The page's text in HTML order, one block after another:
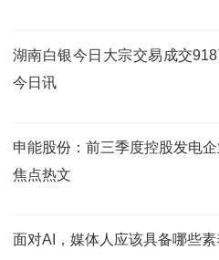
湖南白银今日大宗交易成交
今日讯
申能股份：前三季度控股发电
焦点热文
面对AI，媒体人应该具备哪些素